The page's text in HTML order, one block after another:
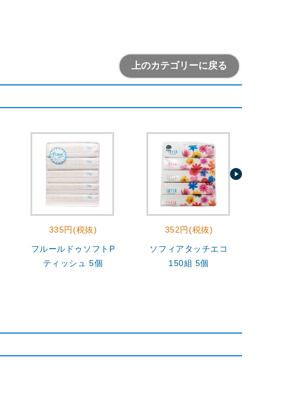
上のカテゴリーに戻る
335円(税抜)
フルールドゥソフトP
ティッシュ 5個
352円(税抜)
ソフィアタッチエコ
150組 5個